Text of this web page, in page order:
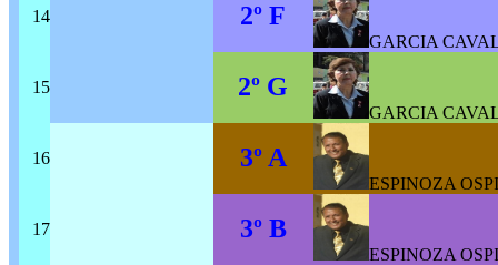
14 2º F
GARCIA
15 2º G
GARCIA
16 3º A
ESPINOZA
17 3º B
ESPINOZA